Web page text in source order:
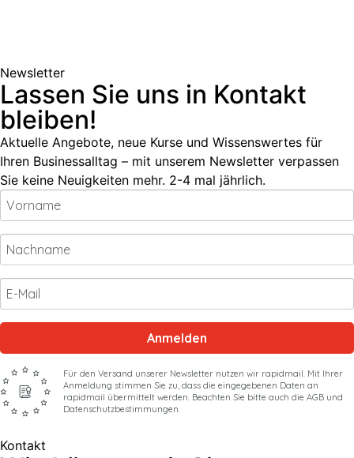
Newsletter
Lassen Sie uns in Kontakt
bleiben!
Aktuelle Angebote, neue Kurse und Wissenswertes für
Ihren Businessalltag – mit unserem Newsletter verpassen
Sie keine Neuigkeiten mehr. 2-4 mal jährlich.
Anmelden
Für den Versand unserer Newsletter nutzen wir rapidmail. Mit Ihrer
Anmeldung stimmen Sie zu, dass die eingegebenen Daten an
rapidmail übermittelt werden. Beachten Sie bitte auch die AGB und
Datenschutzbestimmungen.
Kontakt